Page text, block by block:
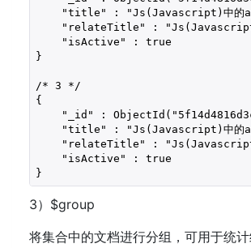
"title" : "Js(Javascript)中的
"relateTitle" :
    "isActive" : true
}
/* 3 */
{
"_id" :
"title" : "Js(Javascript)中的
"relateTitle" :
    "isActive" : true
}
3）$group
将集合中的文档进行分组，可用于统